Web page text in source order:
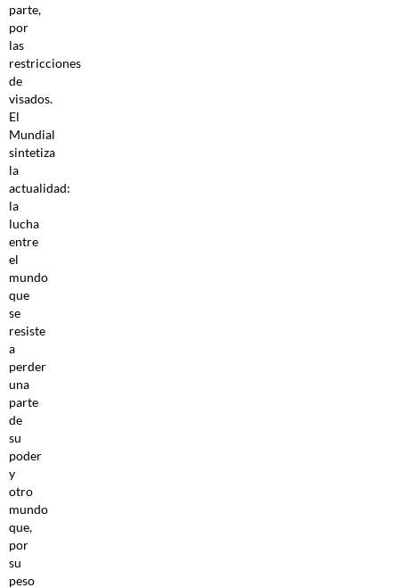
parte,
por
las
restricciones
de
visados.
El
Mundial
sintetiza
la
actualidad:
la
lucha
entre
el
mundo
que
se
resiste
a
perder
una
parte
de
su
poder
y
otro
mundo
que,
por
su
peso